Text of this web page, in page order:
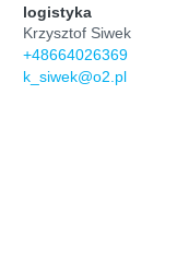
logistyka
Krzysztof Siwek
+48664026369
k_siwek@o2.pl